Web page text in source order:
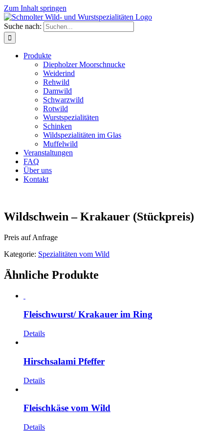
Zum Inhalt springen
Suche nach:
Produkte
Diepholzer Moorschnucke
Weiderind
Rehwild
Damwild
Schwarzwild
Rotwild
Wurstspezialitäten
Schinken
Wildspezialitäten im Glas
Muffelwild
Veranstaltungen
FAQ
Über uns
Kontakt
Wildschwein – Krakauer (Stückpreis)
Preis auf Anfrage
Kategorie: Spezialitäten vom Wild
Ähnliche Produkte
Fleischwurst/ Krakauer im Ring
Details
Hirschsalami Pfeffer
Details
Fleischkäse vom Wild
Details